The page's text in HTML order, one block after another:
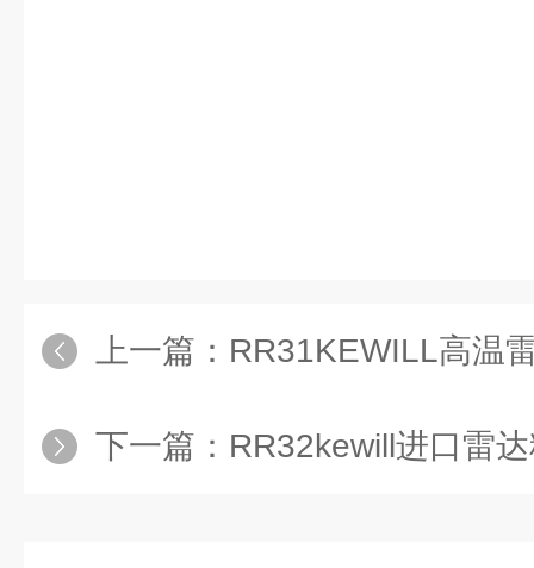
上一篇： RR31KEWILL高温
下一篇： RR32kewill进口雷